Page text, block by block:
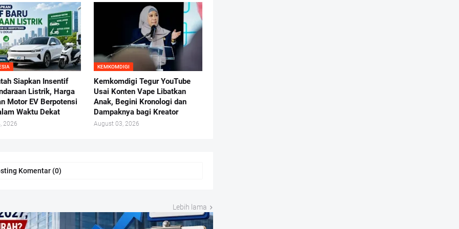
Siapkan Insentif
Listrik, Harga
Motor EV Berpotensi
Waktu Dekat
2026
KEMKOMDIGI
Kemkomdigi Tegur YouTube
Usai Konten Vape Libatkan
Anak, Begini Kronologi dan
Dampaknya bagi Kreator
August 03, 2026
Komentar (0)
Lebih lama